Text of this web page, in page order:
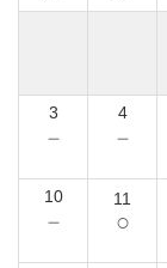
3
－
4
－
10
－
11
○